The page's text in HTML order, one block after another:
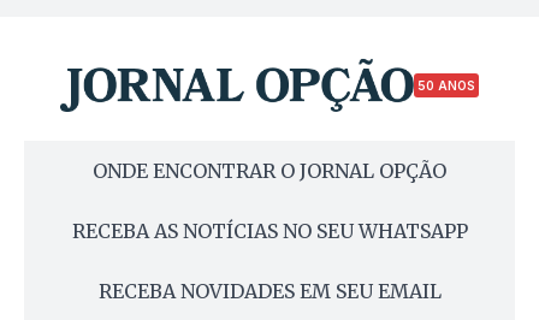
50 ANOS
ONDE ENCONTRAR O JORNAL OPÇÃO
RECEBA AS NOTÍCIAS NO SEU WHATSAPP
RECEBA NOVIDADES EM SEU EMAIL